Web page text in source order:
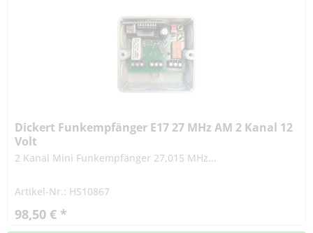
Dickert Funkempfänger E17 27 MHz AM 2 Kanal 12
Volt
2 Kanal Mini Funkempfänger 27,015 MHz...
Artikel-Nr.: HS10867
98,50 € *